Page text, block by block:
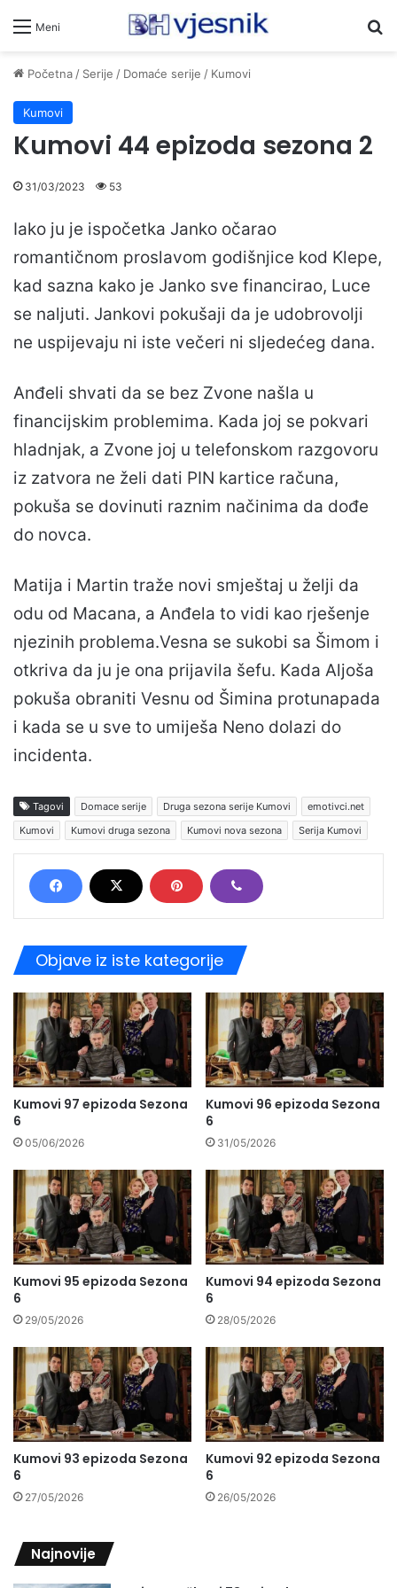
Meni
Početna/ Serije / Domaće serije / Kumovi
Kumovi
Kumovi 44 epizoda sezona 2
31/03/2023 53
Iako ju je ispočetka Janko očarao
romantičnom proslavom godišnjice kod Klepe,
kad sazna kako je Janko sve financirao, Luce
se naljuti. Jankovi pokušaji da je udobrovolji
ne uspijevaju ni iste večeri ni sljedećeg dana.
Anđeli shvati da se bez Zvone našla u
financijskim problemima. Kada joj se pokvari
hladnjak, a Zvone joj u telefonskom razgovoru
iz zatvora ne želi dati PIN kartice računa,
pokuša se dovinuti raznim načinima da dođe
do novca.
Matija i Martin traže novi smještaj u želji da
odu od Macana, a Anđela to vidi kao rješenje
njezinih problema.Vesna se sukobi sa Šimom i
otkriva da ju je ona prijavila šefu. Kada Aljoša
pokuša obraniti Vesnu od Šimina protunapada
i kada se u sve to umiješa Neno dolazi do
incidenta.
Tagovi Domace serije Druga sezona serije Kumovi
emotivci.net
Kumovi
Kumovi druga sezona Kumovi nova sezona Serija Kumovi
Objave iz iste kategorije
Kumovi 97 epizoda Sezona
6
05/06/2026
Kumovi 96 epizoda Sezona
6
31/05/2026
Kumovi 95 epizoda Sezona
6
29/05/2026
Kumovi 94 epizoda Sezona
6
28/05/2026
Kumovi 93 epizoda Sezona
6
27/05/2026
Kumovi 92 epizoda Sezona
6
26/05/2026
Najnovije